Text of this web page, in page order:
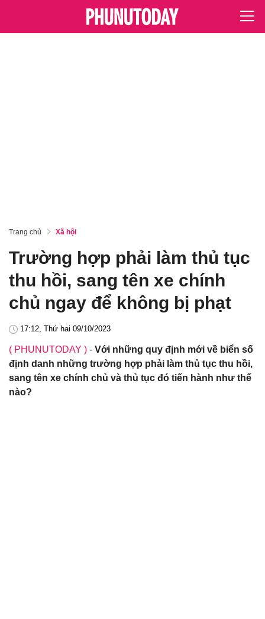
Trang chủ Xã hội
Trường hợp phải làm thủ tục
thu hồi, sang tên xe chính
chủ ngay để không bị phạt
17:12, Thứ hai 09/10/2023
( PHUNUTODAY ) - Với những quy định mới về biển số
định danh những trường hợp phải làm thủ tục thu hồi,
sang tên xe chính chủ và thủ tục đó tiến hành như thế
nào?